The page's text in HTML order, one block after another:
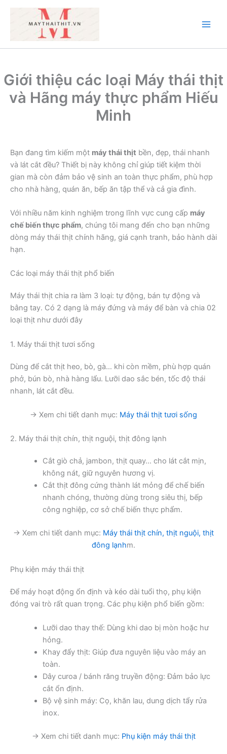
dung
Giới thiệu các loại Máy thái thịt
và Hãng máy thực phẩm Hiếu
Minh
Bạn đang tìm kiếm một máy thái thịt bền, đẹp, thái nhanh
và lát cắt đều? Thiết bị này không chỉ giúp tiết kiệm thời
gian mà còn đảm bảo vệ sinh an toàn thực phẩm, phù hợp
cho nhà hàng, quán ăn, bếp ăn tập thể và cả gia đình.
Với nhiều năm kinh nghiệm trong lĩnh vực cung cấp máy
chế biến thực phẩm, chúng tôi mang đến cho bạn những
dòng máy thái thịt chính hãng, giá cạnh tranh, bảo hành dài
hạn.
Các loại máy thái thịt phổ biến
Máy thái thịt chia ra làm 3 loại: tự động, bán tự động và
bằng tay. Có 2 dạng là máy đứng và máy để bàn và chia 02
loại thịt như dưới đây
1. Máy thái thịt tươi sống
Dùng để cắt thịt heo, bò, gà… khi còn mềm, phù hợp quán
phở, bún bò, nhà hàng lẩu. Lưỡi dao sắc bén, tốc độ thái
nhanh, lát cắt đều.
→ Xem chi tiết danh mục: Máy thái thịt tươi sống
2. Máy thái thịt chín, thịt nguội, thịt đông lạnh
Cắt giò chả, jambon, thịt quay… cho lát cắt mịn,
không nát, giữ nguyên hương vị.
Cắt thịt đông cứng thành lát mỏng để chế biến
nhanh chóng, thường dùng trong siêu thị, bếp
công nghiệp, cơ sở chế biến thực phẩm.
→ Xem chi tiết danh mục: Máy thái thịt chín, thịt nguội, thịt
đông lạnhm.
Phụ kiện máy thái thịt
Để máy hoạt động ổn định và kéo dài tuổi thọ, phụ kiện
đóng vai trò rất quan trọng. Các phụ kiện phổ biến gồm:
Lưỡi dao thay thế: Dùng khi dao bị mòn hoặc hư
hỏng.
Khay đẩy thịt: Giúp đưa nguyên liệu vào máy an
toàn.
Dây curoa / bánh răng truyền động: Đảm bảo lực
cắt ổn định.
Bộ vệ sinh máy: Cọ, khăn lau, dung dịch tẩy rửa
inox.
→ Xem chi tiết danh mục: Phụ kiện máy thái thịt